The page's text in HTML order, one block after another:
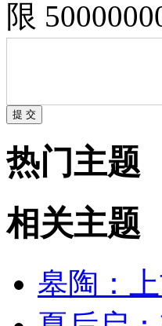
限
热门主题
相关主题
皋陶：